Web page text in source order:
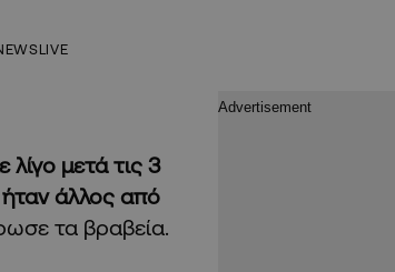
μετά τις 3
άλλος από
τα βραβεία.